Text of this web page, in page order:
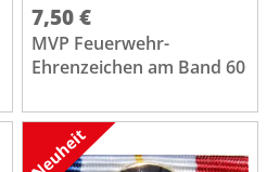
7,50 €
MVP Feuerwehr-
Ehrenzeichen am Band 60